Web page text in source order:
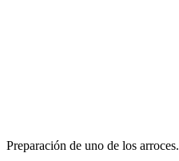
Preparación de uno de los arroces.